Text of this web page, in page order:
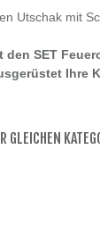
Utschak mit
den SET
Ihre
GLEICHEN